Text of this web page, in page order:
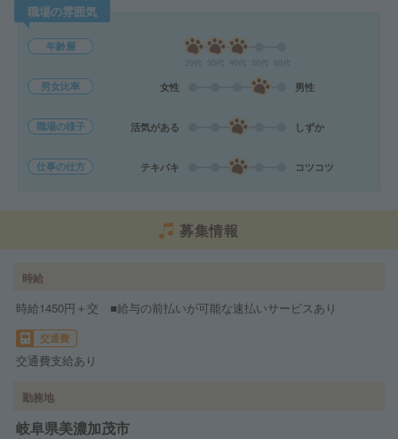
職場の雰囲気
年齢層
男女比率 女性 男性
職場の様子 活気がある しずか
仕事の仕方 テキパキ コツコツ
募集情報
時給
時給1450円＋交 ■給与の前払いが可能な速払いサービスあり
交通費
交通費支給あり
勤務地
岐阜県美濃加茂市